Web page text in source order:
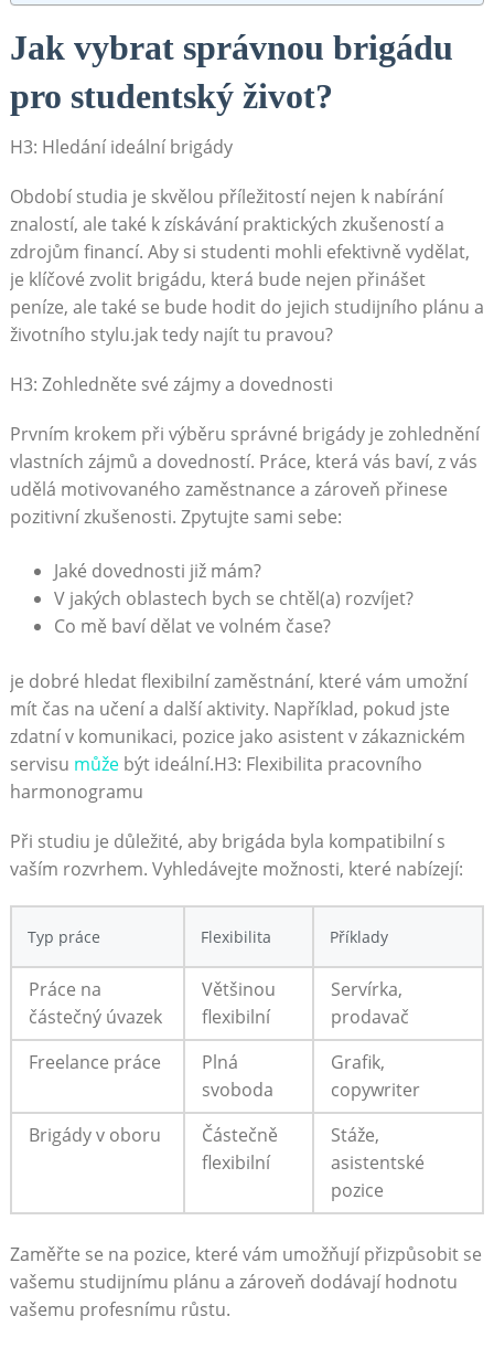
Jak vybrat ⁤správnou brigádu
pro‍ studentský život?
H3:‍ Hledání ideální ‌brigády
Období studia ⁣je ⁣skvělou ‍příležitostí nejen k nabírání
znalostí, ale také‌ k získávání praktických zkušeností a
zdrojům ‌financí.⁤ Aby si‌ studenti mohli efektivně​ vydělat,
je klíčové zvolit brigádu, která bude nejen přinášet
peníze, ale také se bude hodit do jejich studijního‌ plánu a
životního stylu.jak tedy najít tu ⁤pravou?
H3: Zohledněte své zájmy a dovednosti
Prvním krokem při výběru správné brigády je zohlednění
vlastních zájmů a⁣ dovedností. Práce, která vás baví, z vás
udělá motivovaného ⁣zaměstnance a zároveň‌ přinese
pozitivní zkušenosti. Zpytujte sami sebe:
Jaké dovednosti již mám?
V jakých oblastech bych ⁢se chtěl(a) rozvíjet?
Co mě baví dělat ve volném čase?
je dobré⁢ hledat flexibilní zaměstnání, které vám umožní⁣
mít⁢ čas ‍na učení a další aktivity. Například, pokud ⁤jste
⁣zdatní v komunikaci, pozice jako asistent v⁣ zákaznickém
servisu může‍ být ideální.H3: Flexibilita pracovního
harmonogramu
Při studiu je ‌důležité, aby brigáda ​byla‌ kompatibilní s
vaším rozvrhem. Vyhledávejte možnosti, které nabízejí:
Typ práce Flexibilita Příklady
Práce na
částečný ⁤úvazek
Většinou
flexibilní
Servírka,
prodavač
Freelance⁢ práce
Plná
svoboda
Grafik,
copywriter
Brigády v oboru
Částečně
flexibilní
Stáže,
asistentské ​
pozice
Zaměřte se na pozice,⁣ které vám ⁤umožňují ⁢přizpůsobit se
vašemu studijnímu ⁤plánu ‍a zároveň ‍dodávají hodnotu⁤
vašemu profesnímu růstu.